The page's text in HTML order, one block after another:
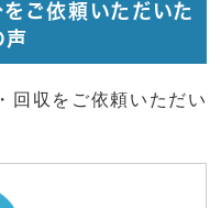
ご依頼いただいた
声
回収をご依頼いただい